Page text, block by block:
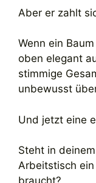
Aber er zahlt
Wenn ein
oben elegant
stimmige
unbewusst
Und jetzt eine
Steht in
Arbeitstisch